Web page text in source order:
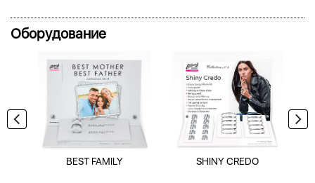
Оборудование
BEST FAMILY SHINY CREDO